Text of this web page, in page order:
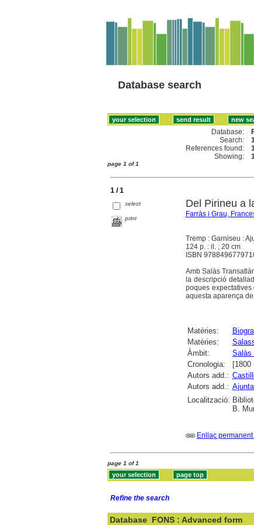
Database search
Database:
Search:
References found:
1
Showing:
page 1 of 1
1 / 1
select
print
Del Pirineu a
Farràs i Grau,
Tremp : Garniseu :
124 p. : il. ; 20 cm
ISBN
Amb Salàs
la descripció
poques
aquesta aparença
Matèries:
Matèries:
Àmbit:
Salàs
Cronologia:
[1800
Autors add.:
Autors add.:
Localització:
B.
Enllaç
page 1 of 1
Refine the search
Database FONS : Advanced form